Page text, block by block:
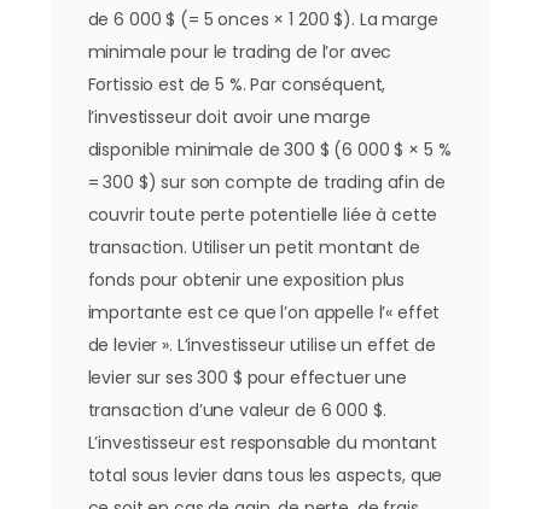
de 6 000 $ (= 5 onces × 1 200 $). La marge
minimale pour le trading de l’or avec
Fortissio est de 5 %. Par conséquent,
l’investisseur doit avoir une marge
disponible minimale de 300 $ (6 000 $ × 5 %
= 300 $) sur son compte de trading afin de
couvrir toute perte potentielle liée à cette
transaction. Utiliser un petit montant de
fonds pour obtenir une exposition plus
importante est ce que l’on appelle l’« effet
de levier ». L’investisseur utilise un effet de
levier sur ses 300 $ pour effectuer une
transaction d’une valeur de 6 000 $.
L’investisseur est responsable du montant
total sous levier dans tous les aspects, que